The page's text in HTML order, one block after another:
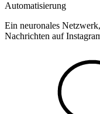
Automatisierung
Ein neuronales
Nachrichten auf